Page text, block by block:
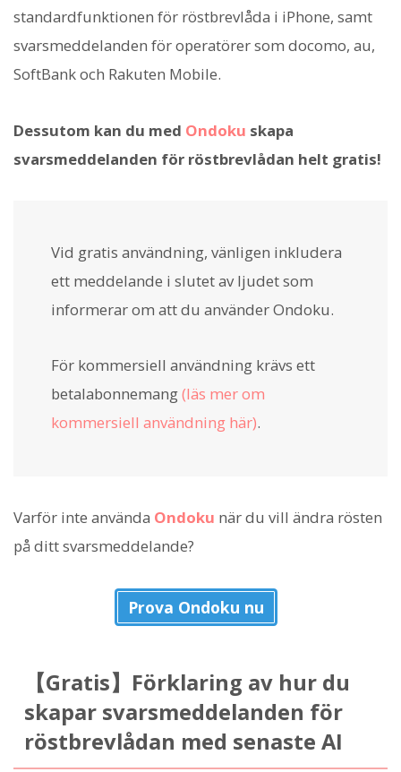
standardfunktionen för röstbrevlåda i iPhone, samt
svarsmeddelanden för operatörer som docomo, au,
SoftBank och Rakuten Mobile.
Dessutom kan du med Ondoku skapa
svarsmeddelanden för röstbrevlådan helt gratis!
Vid gratis användning, vänligen inkludera
ett meddelande i slutet av ljudet som
informerar om att du använder Ondoku.
För kommersiell användning krävs ett
betalabonnemang(läs mer om
kommersiell användning här).
Varför inte använda Ondoku när du vill ändra rösten
på ditt svarsmeddelande?
Prova Ondoku nu
【Gratis】Förklaring av hur du
skapar svarsmeddelanden för
röstbrevlådan med senaste AI